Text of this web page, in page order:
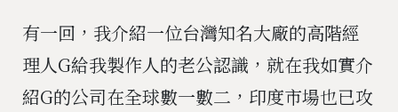
有一回，我介紹一位台灣知名大廠的高階經
理人G給我製作人的老公認識，就在我如實介
紹G的公司在全球數一數二，印度市場也已攻